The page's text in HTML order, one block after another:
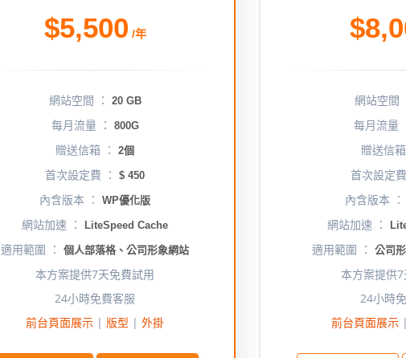
$5,500 /年
網站空間 ： 20 GB
每月流量 ： 800G
贈送信箱 ： 2個
首次設定費 ： $ 450
內含版本 ： WP優化版
網站加速 ： LiteSpeed Cache
適用範圍 ： 個人部落格、公司形象網站
本方案提供7天免費試用
24小時免費客服
前台頁面展示 | 版型 | 外掛
網站空間
每月流量
贈送信箱
首次設定費
內含版本 ：
網站加速 ：
適用範圍 ： 公司
本方案提供
24小時
前台頁面展示 |